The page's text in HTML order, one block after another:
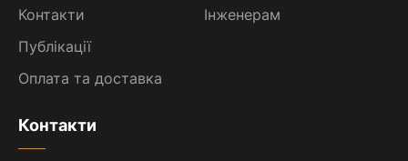
Контакти
Публікації
Оплата та доставка
Інженерам
Контакти